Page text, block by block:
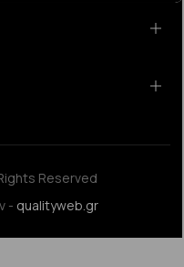
Reserved
- qualityweb.gr